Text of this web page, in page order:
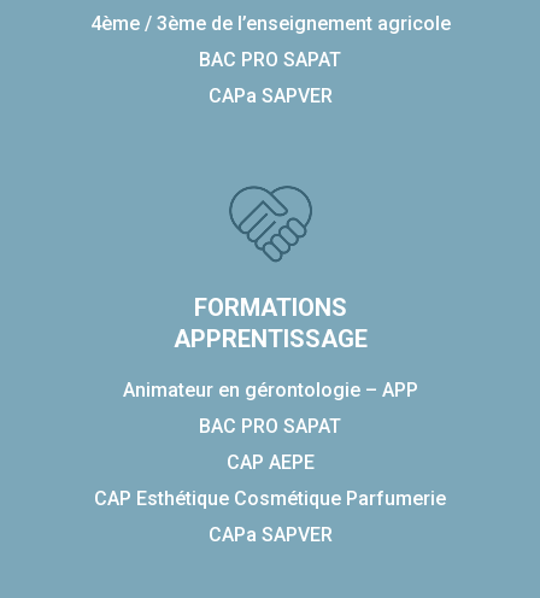
4ème / 3ème de l’enseignement agricole
BAC PRO SAPAT
CAPa SAPVER
FORMATIONS
APPRENTISSAGE
Animateur en gérontologie – APP
BAC PRO SAPAT
CAP AEPE
CAP Esthétique Cosmétique Parfumerie
CAPa SAPVER